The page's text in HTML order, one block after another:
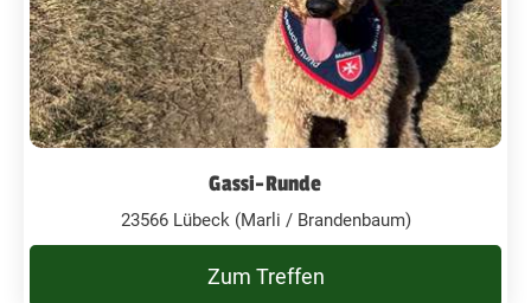
Gassi-Runde
23566 Lübeck (Marli / Brandenbaum)
Zum Treffen